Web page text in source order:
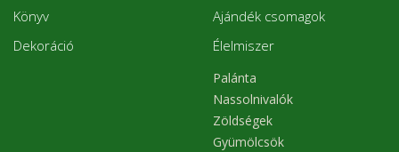
Könyv
Dekoráció
Ajándék csomagok
Élelmiszer
Palánta
Nassolnivalók
Zöldségek
Gyümölcsök